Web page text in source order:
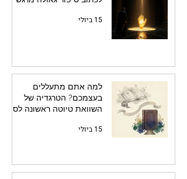
15 ביולי
למה אתם מתעללים
בעצמכם? הטרגדיה של
השוואת טיוטה ראשונה לספר
15 ביולי